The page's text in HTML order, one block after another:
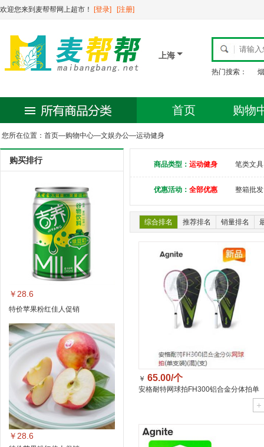
欢迎您来到麦帮帮网上超市！ [登录] [注册]
上海
热门搜索： 烟
首页 购物
您所在位置： 首页—购物中心—文娱办公—运动健身
购买排行
￥28.6
特价苹果粉红佳人促销
￥28.6
商品类型： 运动健身 笔类文具
优惠活动： 全部优惠 整箱批发
综合排名 推荐排名 销量排名
￥ 65.00/个
安格耐特网球拍FH300铝合金分体拍单